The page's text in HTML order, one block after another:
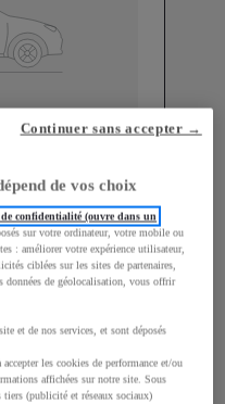
de vos choix
confidentialité (ouvre dans un
sur votre ordinateur, votre mobile ou
: améliorer votre expérience utilisateur,
ciblées sur les sites de partenaires,
données de géolocalisation, vous offrir
et de nos services, et sont déposés
les cookies de performance et/ou
affichées sur notre site. Sous
tiers (publicité et réseaux sociaux)
Continuer sans accepter →